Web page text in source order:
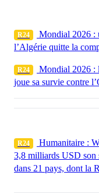
R24
Mondial 2026 :
l’Algérie quitte la
R24
Mondial 2026 :
joue sa survie contre
R24
Humanitaire :
3,8 milliards USD son
dans 21 pays, dont la